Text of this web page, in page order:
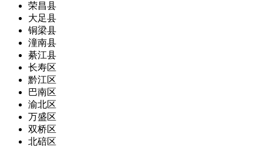
荣昌县
大足县
铜梁县
潼南县
綦江县
长寿区
黔江区
巴南区
渝北区
万盛区
双桥区
北碚区